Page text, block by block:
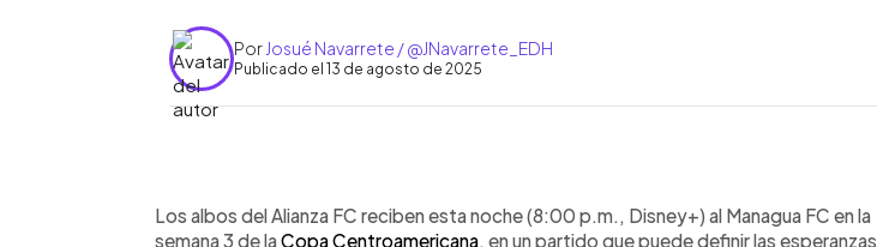
Por Josué Navarrete / @JNavarrete_EDH
Publicado el 13 de agosto de 2025
► Escuchar artículo
Los albos del Alianza FC reciben esta noche (8:00 p.m., Disney+) al Managua FC en la
semana 3 de laCopa Centroamericana , en un partido que puede definir las esperanzas